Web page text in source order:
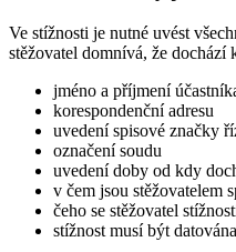
Ve stížnosti je nutné uvést
stěžovatel domnívá, že dochází
jméno a příjmení
korespondenční adresu
uvedení spisové značky
označení soudu
uvedení doby od kdy
v čem jsou stěžovatelem
čeho se stěžovatel
stížnost musí být